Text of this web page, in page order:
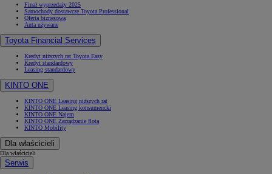
Finał wyprzedaży 2025
Samochody dostawcze Toyota Professional
Oferta biznesowa
Auta używane
Toyota Financial Services
Kredyt niższych rat Toyota Easy
Kredyt standardowy
Leasing standardowy
KINTO ONE
KINTO ONE Leasing niższych rat
KINTO ONE Leasing konsumencki
KINTO ONE Najem
KINTO ONE Zarządzanie flotą
KINTO Mobility
Dla właścicieli
Dla właścicieli
Serwis